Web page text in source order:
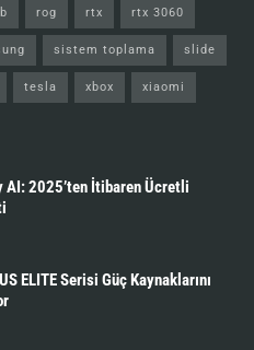
rog rtx rtx 3060
sistem toplama slide
tesla xbox xiaomi
AI: 2025’ten İtibaren Ücretli
ELITE Serisi Güç Kaynaklarını